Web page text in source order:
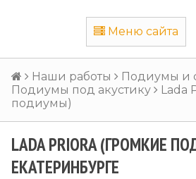
Меню сайта
Наши работы
Подиумы и
Подиумы под акустику
Lada
подиумы)
LADA PRIORA (ГРОМКИЕ
ЕКАТЕРИНБУРГЕ